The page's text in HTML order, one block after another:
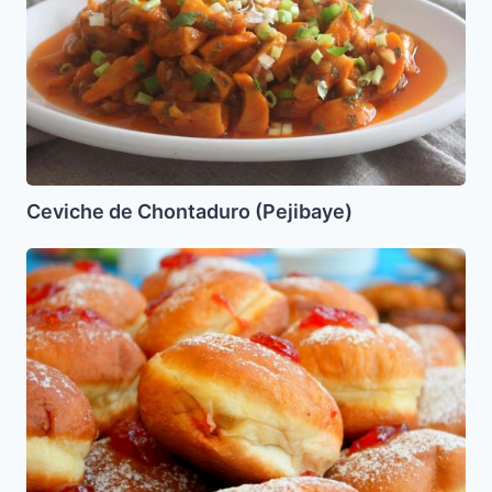
Ceviche de Chontaduro (Pejibaye)
Sufganiot
(Donuts)